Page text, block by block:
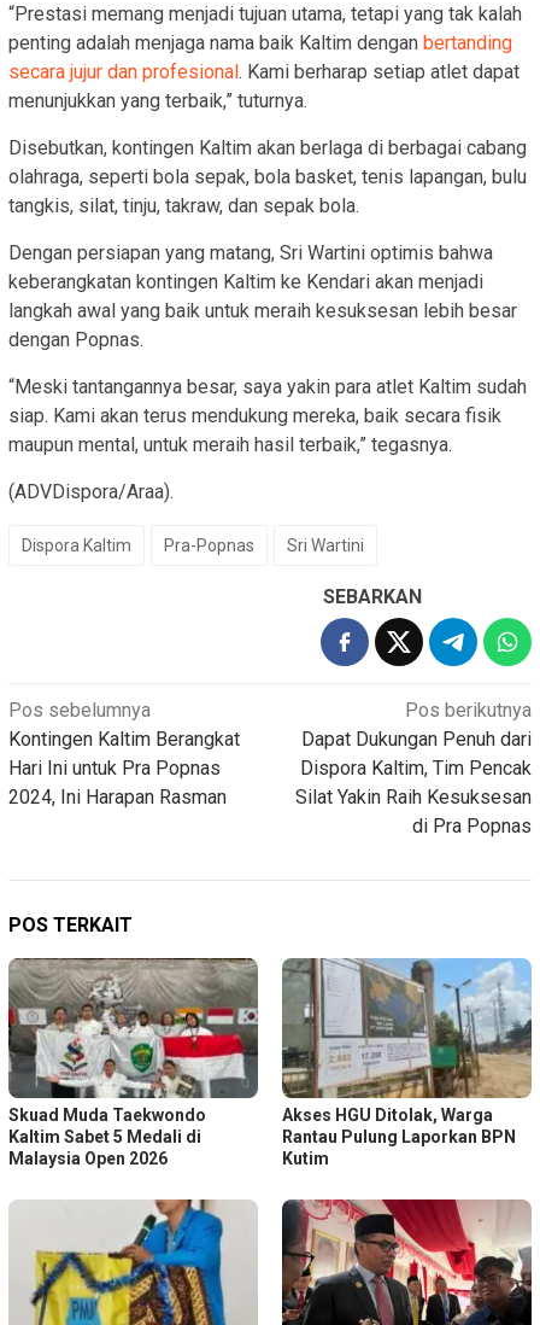
“Prestasi memang menjadi tujuan utama, tetapi yang tak kalah
penting adalah menjaga nama baik Kaltim dengan bertanding
secara jujur dan profesional. Kami berharap setiap atlet dapat
menunjukkan yang terbaik,” tuturnya.
Disebutkan, kontingen Kaltim akan berlaga di berbagai cabang
olahraga, seperti bola sepak, bola basket, tenis lapangan, bulu
tangkis, silat, tinju, takraw, dan sepak bola.
Dengan persiapan yang matang, Sri Wartini optimis bahwa
keberangkatan kontingen Kaltim ke Kendari akan menjadi
langkah awal yang baik untuk meraih kesuksesan lebih besar
dengan Popnas.
“Meski tantangannya besar, saya yakin para atlet Kaltim sudah
siap. Kami akan terus mendukung mereka, baik secara fisik
maupun mental, untuk meraih hasil terbaik,” tegasnya.
(ADVDispora/Araa).
Dispora Kaltim Pra-Popnas Sri Wartini
SEBARKAN
Navigasi
pos
Pos sebelumnya
Kontingen Kaltim Berangkat
Hari Ini untuk Pra Popnas
2024, Ini Harapan Rasman
Pos berikutnya
Dapat Dukungan Penuh dari
Dispora Kaltim, Tim Pencak
Silat Yakin Raih Kesuksesan
di Pra Popnas
POS TERKAIT
Skuad Muda Taekwondo
Kaltim Sabet 5 Medali di
Malaysia Open 2026
Akses HGU Ditolak, Warga
Rantau Pulung Laporkan BPN
Kutim